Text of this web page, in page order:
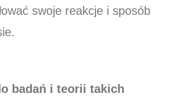
swoje reakcje i sposób
badań i teorii takich